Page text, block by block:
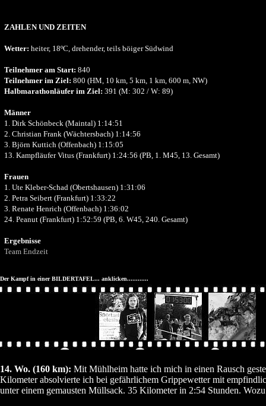
ZAHLEN UND ZEITEN
Wetter: heiter, 18ºC, drehender, teils böiger Südwind
Teilnehmer am Start: 840
Teilnehmer im Ziel: 800 (HM, 10 km, 5 km, 1 km, 600 m, NW)
Halbmarathonläufer im Ziel: 391 (M: 302 / W: 89)
Männer
1. Dirk Schönbeck (Maintal) 1:14:51
2. Christian Frank (Wächtersbach) 1:14:56
3. Björn Kuttich (Offenbach) 1:15:05
13. Kampfläufer Vitus (Frankfurt) 1:24:56 (PB, 1. M45, 13. Gesamt)
Frauen
1. Ute Kleber-Schad (Obertshausen) 1:31:06
2. Petra Seibert (Frankfurt) 1:33:22
3. Renate Henrich (Offenbach) 1:36:02
24. Peanut (Frankfurt) 1:52:59 (PB, 6. W45, 240. Gesamt)
Ergebnisse
Team Endzeit
Der Kampf in einer BILDERTAFEL... anklicken............
14. Wo. (160 km): Mit Mühlheim hatte ich mich in einen Rausch
Kilometer absolvierte ich bei gefährlichem Grippewetter mit
unter einem gemausten Müllsack. 35 Kilometer in 2:54 Stunden.